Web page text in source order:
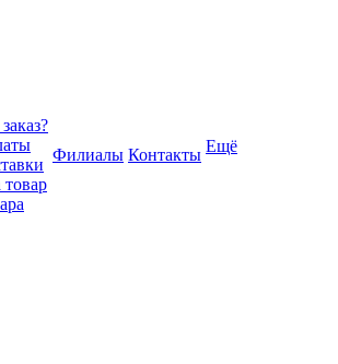
товар
Филиалы Контакты Ещё